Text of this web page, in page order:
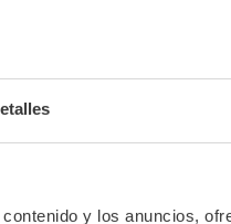
y los anuncios,
uma bicicleta robusta,
E-BIKE é para ti!